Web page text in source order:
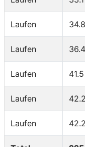
Laufen
Laufen
Laufen
Laufen
Laufen